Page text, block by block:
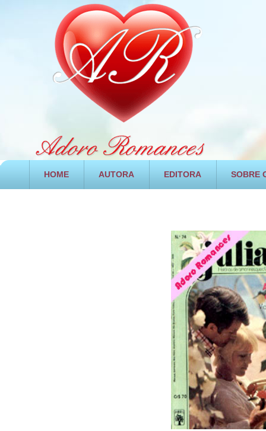
HOME AUTORA EDITORA SOBRE